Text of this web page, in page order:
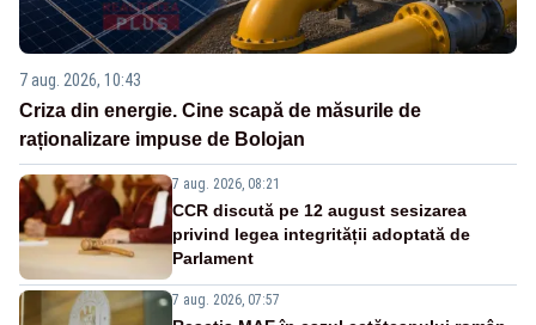
7 aug. 2026, 10:43
Criza din energie. Cine scapă de măsurile de
raționalizare impuse de Bolojan
7 aug. 2026, 08:21
CCR discută pe 12 august sesizarea
privind legea integrității adoptată de
Parlament
7 aug. 2026, 07:57